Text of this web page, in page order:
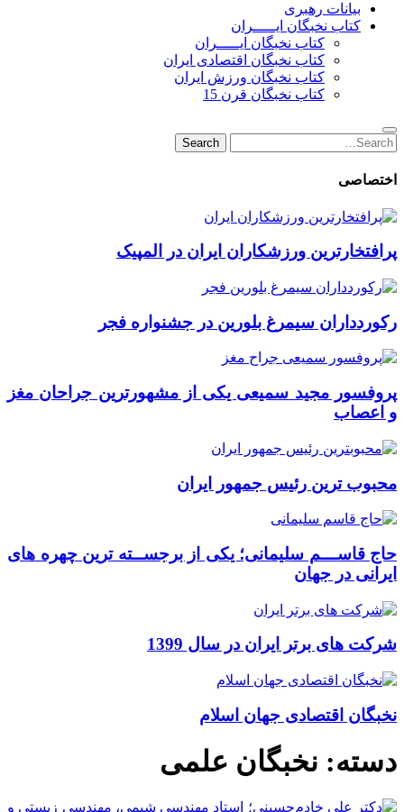
بیانات رهبری
کتاب نخبگان ایـــــران
کتاب نخبگان ایـــــران
کتاب نخبگان اقتصادی ایران
کتاب نخبگان ورزش ایران
کتاب نخبگان قرن 15
Search
for:
Search
اختصاصی
پرافتخارترین ورزشکاران ایران در المپیک
رکوردداران سیمرغ بلورین در جشنواره فجر
پروفسور مجید سمیعی یکی از مشهورترین جراحان مغز
و اعصاب
محبوب ترین رئیس جمهور ایران
حاج قاســـم سلیمانی؛ یکی از برجســته ترین چهره های
ایرانی در جهان
شرکت های برتر ایران در سال 1399
نخبگان اقتصادی جهان اسلام
دسته: نخبگان علمی